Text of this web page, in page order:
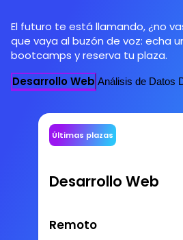
El futuro te está llamando, ¿no
que vaya al buzón de voz: echa
bootcamps y reserva tu plaza.
Desarrollo Web Análisis de Datos
Últimas plazas
Desarrollo Web
Remoto